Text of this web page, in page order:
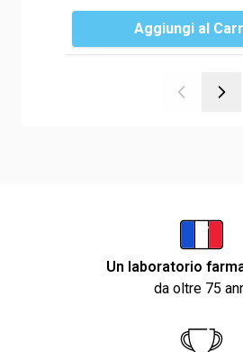
Aggiungi al
Un laboratorio
da oltre 75